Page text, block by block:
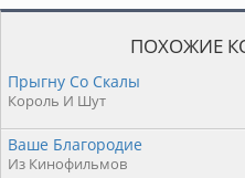
ПОХОЖИЕ
Прыгну Со Скалы
Король И Шут
Ваше Благородие
Из Кинофильмов